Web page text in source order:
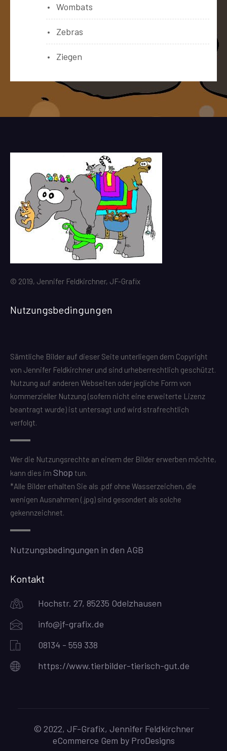
Wombats
Zebras
Ziegen
© 2019, Jennifer Feldkirchner, JF-Grafix
Nutzungsbedingungen
Sämtliche Bilder auf dieser Seite unterliegen dem Copyright
von Jennifer Feldkirchner und sind urheberrechtlich geschützt.
Nutzung auf anderen Webseiten oder jegliche Form von
kommerzieller Nutzung (sofern nicht eine erweiterte Lizenz
beantragt wurde) ist untersagt und wird strafrechtlich
verfolgt.
Wer die Nutzungsrechte an einem der Bilder erwerben möchte,
kann dies im Shop tun.
*Alle Bilder erhalten Sie als .pdf ohne Wasserzeichen, die
wenigen Ausnahmen (.jpg) sind gesondert als solche
gekennzeichnet.
Nutzungsbedingungen in den AGB
Kontakt
Hochstr. 27, 85235 Odelzhausen
info@jf-grafix.de
08134 - 559 338
https://www.tierbilder-tierisch-gut.de
© 2022, JF-Grafix, Jennifer Feldkirchner
eCommerce Gem by ProDesigns